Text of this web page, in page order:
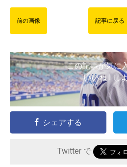
前の画像 記事に戻る
この記事が気に
いいね ! し
シェアする
Twitter で